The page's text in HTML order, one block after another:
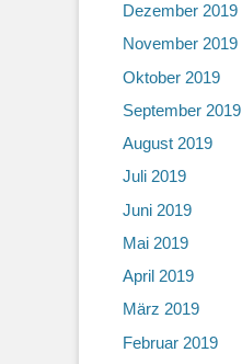
Dezember 2019
November 2019
Oktober 2019
September 2019
August 2019
Juli 2019
Juni 2019
Mai 2019
April 2019
März 2019
Februar 2019